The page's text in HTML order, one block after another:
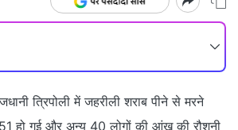
त्रिपोली में जहरीली शराब पीने से मरने
हो गई और अन्य 40 लोगों की आंख की रौशनी